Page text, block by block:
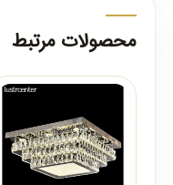
محصولات مرتبط